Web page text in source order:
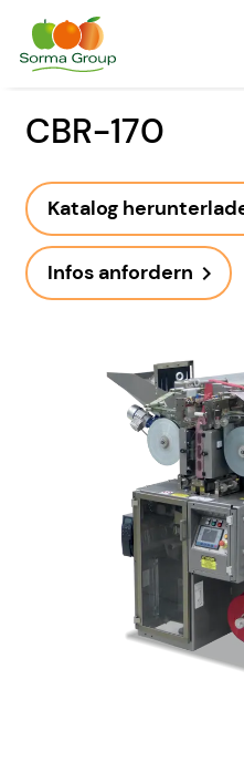
CBR-170
Katalog
Infos anfordern navigate_next